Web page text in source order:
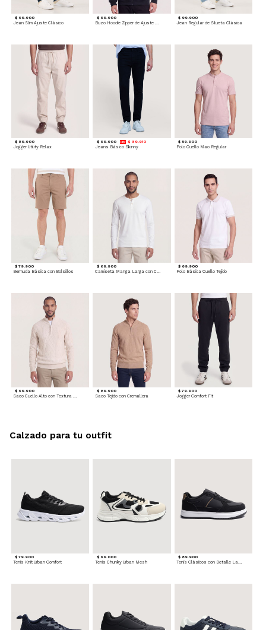
$ 99.900
Jean Slim Ajuste Clásico
$ 99.900 $ 99.900
Jean Regular de Silueta Clásica
$ 89.900
Jogger Utility Relax
$ 99.900 $ 89.910
Jeans Básico Skinny
$ 59.900
Polo Cuello Mao Regular
$ 79.900
Bermuda Básica con Bolsillos
$ 69.900
Camiseta Manga Larga con Cuello Henley
$ 69.900
Polo Básica Cuello Tejido
$ 99.900
Saco Cuello Alto con Textura Trenzada
$ 89.900
Saco Tejido con Cremallera
$ 79.900
Jogger Comfort Fit
$ 79.900
Tenis Knit Urban Comfort
$ 99.000
Tenis Chunky Urban Mesh
$ 89.900
Tenis Clásicos con Detalle Lateral
Calzado para tu outfit